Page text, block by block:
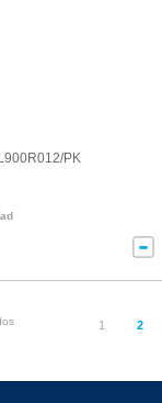
PK
1 (current)
2